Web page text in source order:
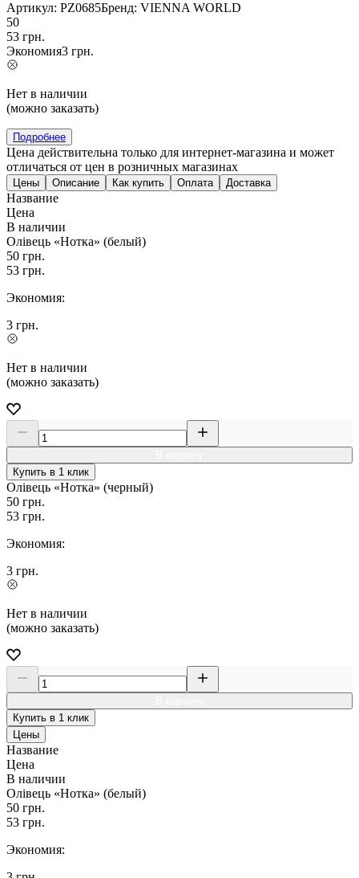
Артикул: PZ0685Бренд: VIENNA WORLD
50
53 грн.
Экономия3 грн.
Нет в наличии
(можно заказать)
Подробнее
Цена действительна только для интернет-магазина и может
отличаться от цен в розничных магазинах
Цены Описание Как купить Оплата Доставка
Название
Цена
В наличии
Олівець «Нотка» (белый)
50 грн.
53 грн.
Экономия:
3 грн.
Нет в наличии
(можно заказать)
Купить в 1 клик
Олівець «Нотка» (черный)
50 грн.
53 грн.
Экономия:
3 грн.
Нет в наличии
(можно заказать)
Купить в 1 клик
Цены
Название
Цена
В наличии
Олівець «Нотка» (белый)
50 грн.
53 грн.
Экономия: